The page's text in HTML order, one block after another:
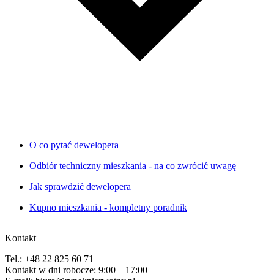
O co pytać dewelopera
Odbiór techniczny mieszkania - na co zwrócić uwagę
Jak sprawdzić dewelopera
Kupno mieszkania - kompletny poradnik
Kontakt
Tel.: +48 22 825 60 71
Kontakt w dni robocze: 9:00 – 17:00